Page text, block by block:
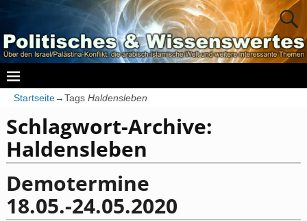
Startseite→Tags Haldensleben
Schlagwort-Archive:
Haldensleben
Demotermine
18.05.-24.05.2020